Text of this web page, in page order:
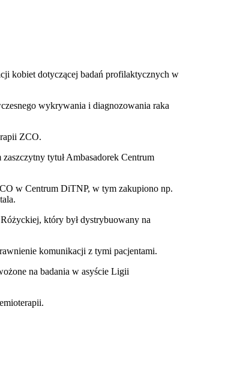
kobiet dotyczącej badań profilaktycznych w
wykrywania i diagnozowania raka
ZCO.
tytuł Ambasadorek Centrum
w Centrum DiTNP, w tym zakupiono np.
który był dystrybuowany na
komunikacji z tymi pacjentami.
na badania w asyście Ligii